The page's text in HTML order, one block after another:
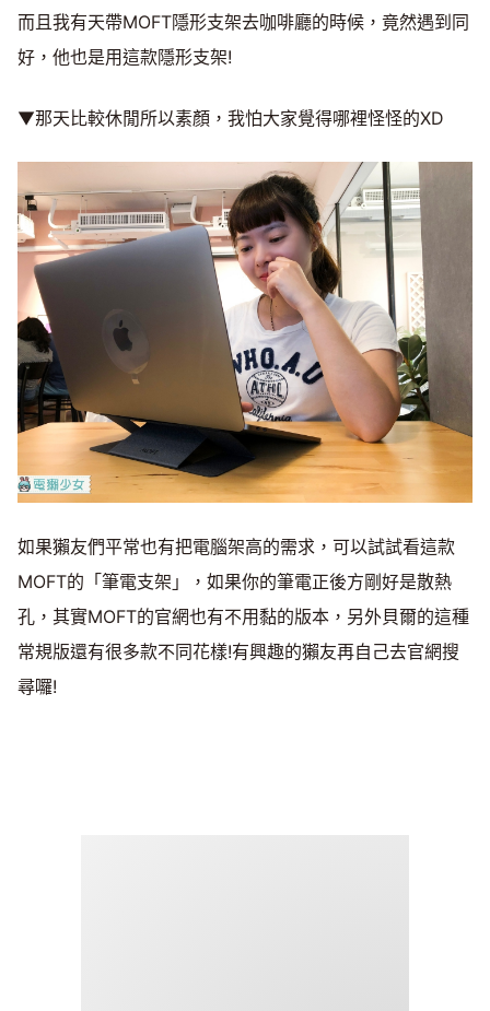
而且我有天帶MOFT隱形支架去咖啡廳的時候，竟然遇到同
好，他也是用這款隱形支架!
▼那天比較休閒所以素顏，我怕大家覺得哪裡怪怪的XD
如果獺友們平常也有把電腦架高的需求，可以試試看這款
MOFT的「筆電支架」，如果你的筆電正後方剛好是散熱
孔，其實MOFT的官網也有不用黏的版本，另外貝爾的這種
常規版還有很多款不同花樣!有興趣的獺友再自己去官網搜
尋囉!